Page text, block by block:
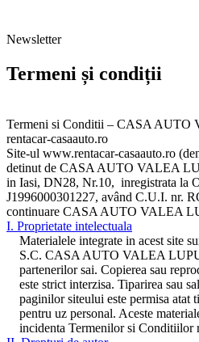
Newsletter
Termeni și condiții
Termeni si Conditii – CASA
rentacar-casaauto.ro
Site-ul www.rentacar-casaauto.ro
detinut de CASA AUTO VALEA
in Iasi, DN28, Nr.10, inregistrata la
J1996000301227, având C.U.I. nr.
continuare CASA AUTO VALEA
I. Proprietate intelectuala
Materialele integrate in acest site
S.C. CASA AUTO VALEA
partenerilor sai. Copierea sau
este strict interzisa. Tiparirea sau
paginilor siteului este permisa atat
pentru uz personal. Aceste
incidenta Termenilor si Conditiilor